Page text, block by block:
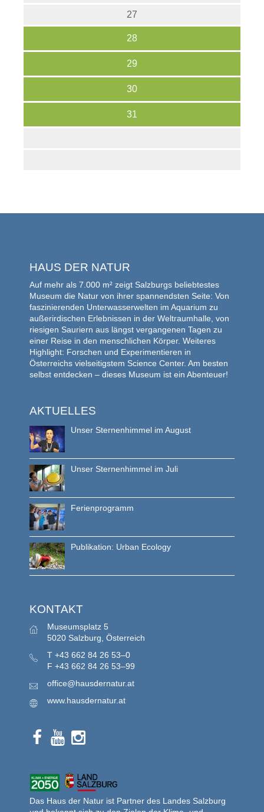
27
28
29
30
31
HAUS DER NATUR
Auf mehr als 7.000 m² zeigt Salzburgs beliebtestes
Museum die Natur von ihrer spannendsten Seite: Von
faszinierenden Unterwasserwelten im Aquarium zu
außerirdischen Erlebnissen in der Weltraumhalle, von
riesigen Sauriern aus längst vergangenen Tagen zu
einer Reise in den menschlichen Körper. Weiteres
Highlight: Forschen und Experimentieren in
Österreichs vielseitigstem Science Center. Am besten
selbst entdecken – dieses Museum ist ein Abenteuer!
AKTUELLES
Unser Sternenhimmel im August
Unser Sternenhimmel im Juli
Ferienprogramm
Publikation: Urban Ecology
KONTAKT
Museumsplatz 5
5020 Salzburg, Österreich
T +43 662 84 26 53–0
F +43 662 84 26 53–99
office@hausdernatur.at
www.hausdernatur.at
Das Haus der Natur ist Partner des Landes Salzburg